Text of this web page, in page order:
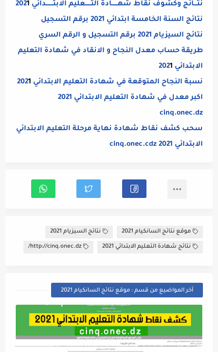
نتـــائج وكشوف نقاط شهــــــادة التــــــعليم الابتـــــــدائي 202 1
نتائج السنة الخامسة ابتدائي 2021 برقم التسجيل
نتائج السيزيام 2021 برقم التسجيل و الرقم السري
طريقة حساب معدل النجاح و الانقاد في شهادة التعليم
الابتدائي 202 1
نسبة النجاح المتوقعة في شهادة التعليم الابتدائي 202 1
اكبر معدل في شهادة التعليم الابتدائي 2021
cinq.onec.dz
سحب كشف نقاط شهادة نهاية مرحلة التعليم الابتدائي
الابتدائي 2021 cinq.onec.cdz
موقع نتائج السانكيام 2021 نتائج السيزيام 2021
نتائج شهادة التعليم الابتدائي 2021 http://cinq.onec.dz/
أخر المواضيع من قسم : موقع نتائج السانكيام 2021